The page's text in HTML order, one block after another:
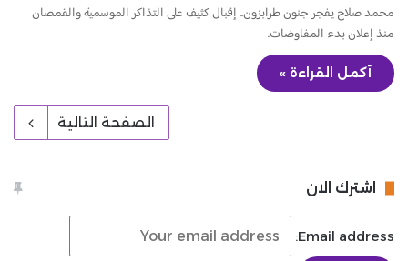
محمد صلاح يفجر جنون طرابزون.. إقبال كثيف على التذاكر الموسمية والقمصان
منذ إعلان بدء المفاوضات.
أكمل القراءة »
الصفحة التالية
اشترك الان
Email address: